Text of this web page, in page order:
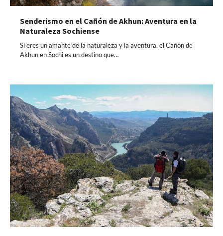
Senderismo en el Cañón de Akhun: Aventura en la
Naturaleza Sochiense
Si eres un amante de la naturaleza y la aventura, el Cañón de
Akhun en Sochi es un destino que…